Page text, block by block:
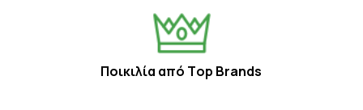
Ποικιλία από Τop Βrands